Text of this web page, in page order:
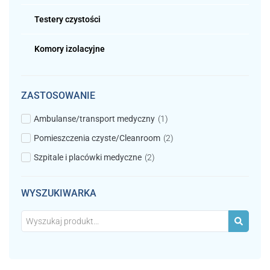
Testery czystości
Komory izolacyjne
ZASTOSOWANIE
Ambulanse/transport medyczny (1)
Pomieszczenia czyste/Cleanroom (2)
Szpitale i placówki medyczne (2)
WYSZUKIWARKA
Mogą pracować w sposób ciągły, przy tym zmieniają sposoby
dezynfekowanym obszarze znajdują się ludzie, czy też
jednoczesnej minimalizacji ryzyka dla użytkowników i otoczenia.
Jak już zostało wspomniane, dezynfektory plazmowe wykorzystują
kilka metod dezynfekcji, w tym najczęściej technologię
Promieniowej Jonizacji Katalitycznej RCI oraz jonizację plazmową
HPI. Pierwsza wykorzystuje proces fotokatalizy do tworzenia i
ochronnej poprzez elektrostatyczne wytrącanie z powietrza oraz
się w zjonizowanym środowisku.